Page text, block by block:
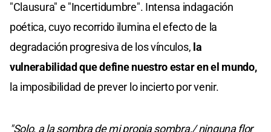
"Clausura" e "Incertidumbre". Intensa indagación
poética, cuyo recorrido ilumina el efecto de la
degradación progresiva de los vínculos, la
vulnerabilidad que define nuestro estar en el mundo,
la imposibilidad de prever lo incierto por venir.
"Solo, a la sombra de mi propia sombra,/ ninguna flor